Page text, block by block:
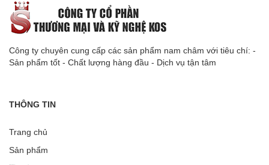
Công ty chuyên cung cấp các sản phẩm nam châm với tiêu chí: -
Sản phẩm tốt - Chất lượng hàng đầu - Dịch vụ tận tâm
THÔNG TIN
Trang chủ
Sản phẩm